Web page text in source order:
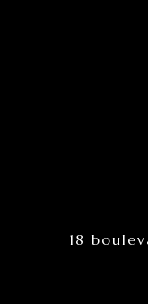
18 boulevard Guist'Hau, 44000